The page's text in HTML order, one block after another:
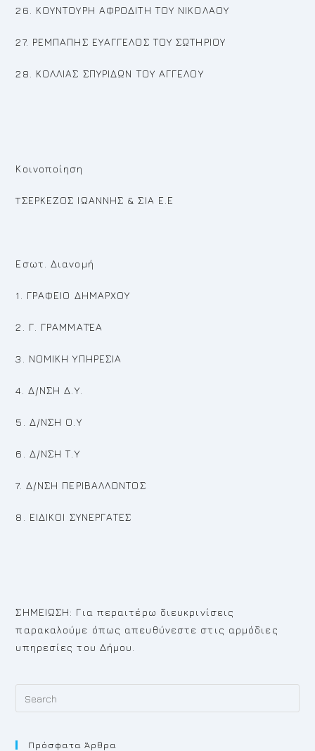
26. ΚΟΥΝΤΟΥΡΗ ΑΦΡΟΔΙΤΗ ΤΟΥ ΝΙΚΟΛΑΟΥ
27. ΡΕΜΠΑΠΗΣ ΕΥΑΓΓΕΛΟΣ ΤΟΥ ΣΩΤΗΡΙΟΥ
28. ΚΟΛΛΙΑΣ ΣΠΥΡΙΔΩΝ ΤΟΥ ΑΓΓΕΛΟΥ
Κοινοποίηση
TΣΕΡΚΕΖΟΣ ΙΩΑΝΝΗΣ & ΣΙΑ Ε.Ε
Εσωτ. Διανομή
1. ΓΡΑΦΕΙΟ ΔΗΜΑΡΧΟΥ
2. Γ. ΓΡΑΜΜΑΤΈΑ
3. ΝΟΜΙΚΗ ΥΠΗΡΕΣΙΑ
4. Δ/ΝΣΗ Δ.Υ.
5. Δ/ΝΣΗ Ο.Υ
6. Δ/ΝΣΗ Τ.Υ
7. Δ/ΝΣΗ ΠΕΡΙΒΑΛΛΟΝΤΟΣ
8. ΕΙΔΙΚΟΙ ΣΥΝΕΡΓΑΤΕΣ
ΣΗΜΕΙΩΣΗ: Για περαιτέρω διευκρινίσεις
παρακαλούμε όπως απευθύνεστε στις αρμόδιες
υπηρεσίες του Δήμου.
Πρόσφατα Άρθρα